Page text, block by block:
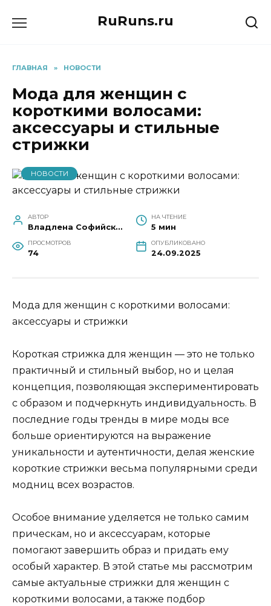
RuRuns.ru
ГЛАВНАЯ » НОВОСТИ
Мода для женщин с
короткими волосами:
аксессуары и стильные
стрижки
НОВОСТИ
АВТОР
Владлена Софийская
НА ЧТЕНИЕ
5 мин
ПРОСМОТРОВ
74
ОПУБЛИКОВАНО
24.09.2025
Мода для женщин с короткими волосами:
аксессуары и стрижки
Короткая стрижка для женщин — это не только
практичный и стильный выбор, но и целая
концепция, позволяющая экспериментировать
с образом и подчеркнуть индивидуальность. В
последние годы тренды в мире моды все
больше ориентируются на выражение
уникальности и аутентичности, делая женские
короткие стрижки весьма популярными среди
модниц всех возрастов.
Особое внимание уделяется не только самим
прическам, но и аксессуарам, которые
помогают завершить образ и придать ему
особый характер. В этой статье мы рассмотрим
самые актуальные стрижки для женщин с
короткими волосами, а также подбор